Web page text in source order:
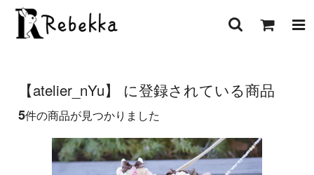
【atelier_nYu】 に登録されている商品
5件の商品が見つかりました